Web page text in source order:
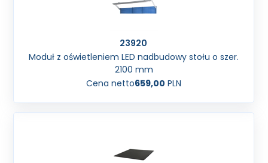
23920
Moduł z oświetleniem LED nadbudowy stołu o szer.
2100 mm
Cena netto659,00 PLN